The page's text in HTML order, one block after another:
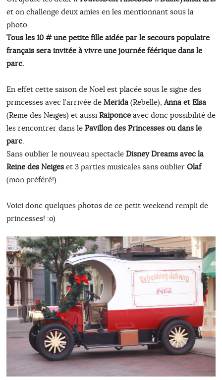
et on challenge deux amies en les mentionnant sous la
photo.
Tous les 10 # une petite fille aidée par le secours populaire
français sera invitée à vivre une journée féérique dans le
parc.
En effet cette saison de Noël est placée sous le signe des
princesses avec l’arrivée de Merida(Rebelle), Anna et Elsa
(Reine des Neiges) et aussi Raiponceavec donc possibilité de
les rencontrer dans le Pavillon des Princesses ou dans le
parc.
Sans oublier le nouveau spectacle Disney Dreams avec la
Reine des Neigeset 3 parties musicales sans oublier Olaf
(mon préféré!).
Voici donc quelques photos de ce petit weekend rempli de
princesses! :o)